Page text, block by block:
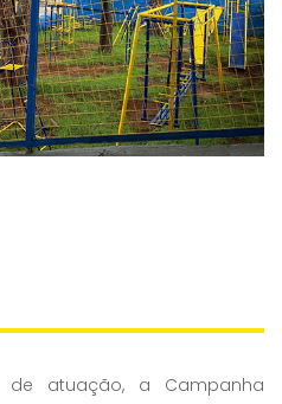
atuação, a Campanha